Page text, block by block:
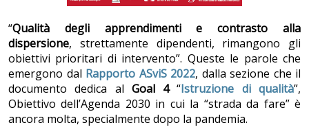
“Qualità degli apprendimenti e contrasto alla
dispersione, strettamente dipendenti, rimangono gli
obiettivi prioritari di intervento”. Queste le parole che
emergono dal Rapporto ASviS 2022, dalla sezione che il
documento dedica al Goal 4“Istruzione di qualità”,
Obiettivo dell’Agenda 2030 in cui la “strada da fare” è
ancora molta, specialmente dopo la pandemia.